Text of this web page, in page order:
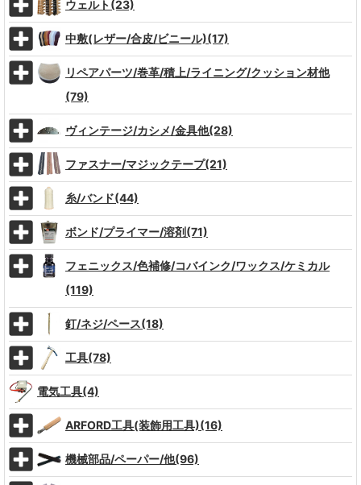
ウェルト(23)
中敷(レザー/合皮/ビニール)(17)
リペアパーツ/巻革/積上/ライニング/クッション材他
(79)
ヴィンテージ/カシメ/金具他(28)
ファスナー/マジックテープ(21)
糸/バンド(44)
ボンド/プライマー/溶剤(71)
フェニックス/色補修/コバインク/ワックス/ケミカル
(119)
釘/ネジ/ペース(18)
工具(78)
電気工具(4)
ARFORD工具(装飾用工具)(16)
機械部品/ペーパー/他(96)